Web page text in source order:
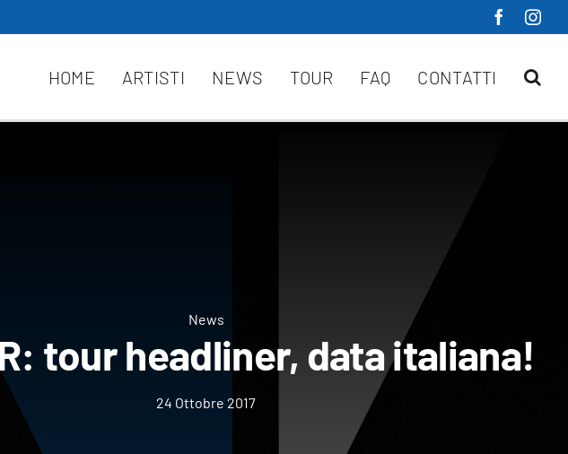
HOME ARTISTI NEWS TOUR FAQ CONTATTI
News
tour headliner, data italiana!
24 Ottobre 2017